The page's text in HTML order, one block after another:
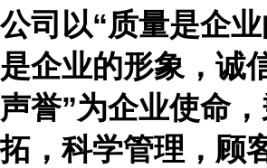
公司以“质量是企业
是企业的形象，诚
声誉”为企业使命
拓，科学管理 ， 顾